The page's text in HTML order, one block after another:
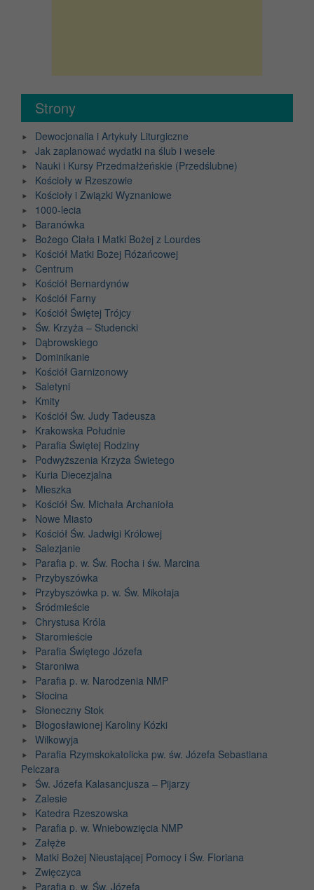
Strony
Dewocjonalia i Artykuły Liturgiczne
Jak zaplanować wydatki na ślub i wesele
Nauki i Kursy Przedmałżeńskie (Przedślubne)
Kościoły w Rzeszowie
Kościoły i Związki Wyznaniowe
1000-lecia
Baranówka
Bożego Ciała i Matki Bożej z Lourdes
Kościół Matki Bożej Różańcowej
Centrum
Kościół Bernardynów
Kościół Farny
Kościół Świętej Trójcy
Św. Krzyża – Studencki
Dąbrowskiego
Dominikanie
Kościół Garnizonowy
Saletyni
Kmity
Kościół Św. Judy Tadeusza
Krakowska Południe
Parafia Świętej Rodziny
Podwyższenia Krzyża Świetego
Kuria Diecezjalna
Mieszka
Kościół Św. Michała Archanioła
Nowe Miasto
Kościół Św. Jadwigi Królowej
Salezjanie
Parafia p. w. Św. Rocha i św. Marcina
Przybyszówka
Przybyszówka p. w. Św. Mikołaja
Śródmieście
Chrystusa Króla
Staromieście
Parafia Świętego Józefa
Staroniwa
Parafia p. w. Narodzenia NMP
Słocina
Słoneczny Stok
Błogosławionej Karoliny Kózki
Wilkowyja
Parafia Rzymskokatolicka pw. św. Józefa Sebastiana
Pelczara
Św. Józefa Kalasancjusza – Pijarzy
Zalesie
Katedra Rzeszowska
Parafia p. w. Wniebowzięcia NMP
Załęże
Matki Bożej Nieustającej Pomocy i Św. Floriana
Zwięczyca
Parafia p. w. Św. Józefa